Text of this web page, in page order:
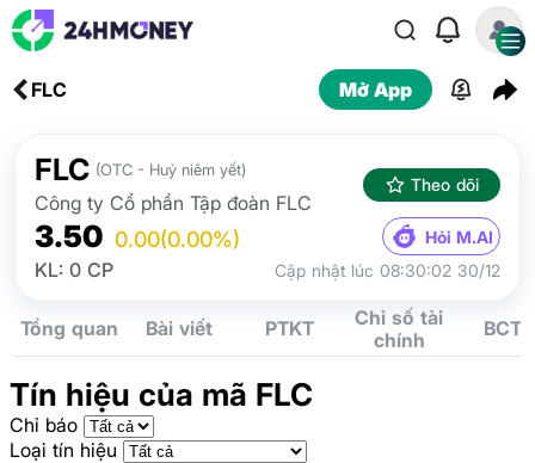
FLC Mở App
FLC (OTC - Huỷ niêm yết)
Công ty Cổ phần Tập đoàn FLC
Theo dõi
3.50 0.00(0.00%) Hỏi M.AI
KL: 0 CP Cập nhật lúc 08:30:02 30/12
Tổng quan Bài viết PTKT
Chỉ số tài
chính
BCTC
Tín hiệu của mã FLC
Chỉ báo
Loại tín hiệu